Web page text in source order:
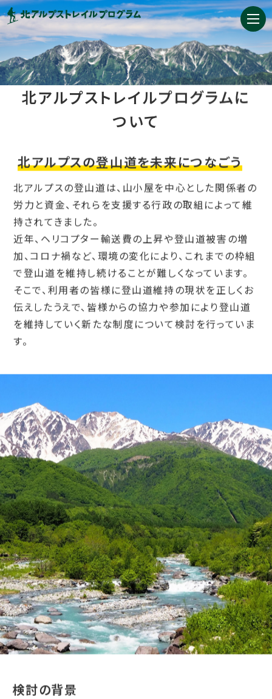
北アルプストレイルプログラムに
ついて
北アルプスの登山道を未来につなごう
北アルプスの登山道は、山小屋を中心とした関係者の
労力と資金、 それらを支援する行政の取組によって維
持されてきました。
近年、ヘリコプター輸送費の上昇や登山道被害の増
加、コロナ禍など、環境の変化により、 これまでの枠組
で登山道を維持し続けることが難しくなっています。
そこで、利用者の皆様に登山道維持の現状を正しくお
伝えしたうえで、 皆様からの協力や参加により登山道
を維持していく新たな制度について検討を行っていま
す。
検討の背景